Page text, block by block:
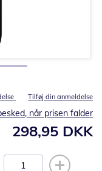
Tilføj din anmeldelse
298,95 DKK
når prisen falder